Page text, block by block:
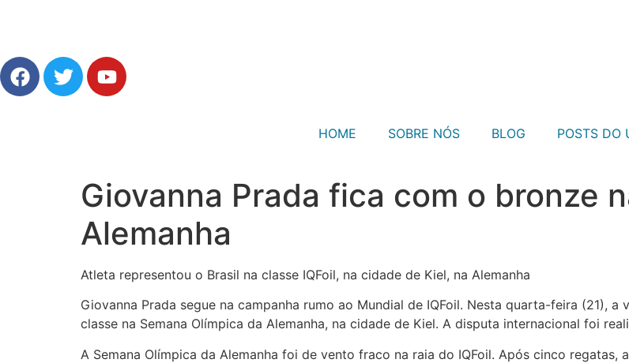
HOME SOBRE NÓS BLOG POSTS DO
Giovanna Prada fica com o bronze
Alemanha
Atleta representou o Brasil na classe IQFoil, na cidade de Kiel, na Alemanha
Giovanna Prada segue na campanha rumo ao Mundial de IQFoil. Nesta quarta-feira (21),
classe na Semana Olímpica da Alemanha, na cidade de Kiel. A disputa internacional foi
A Semana Olímpica da Alemanha foi de vento fraco na raia do IQFoil. Após cinco regatas,